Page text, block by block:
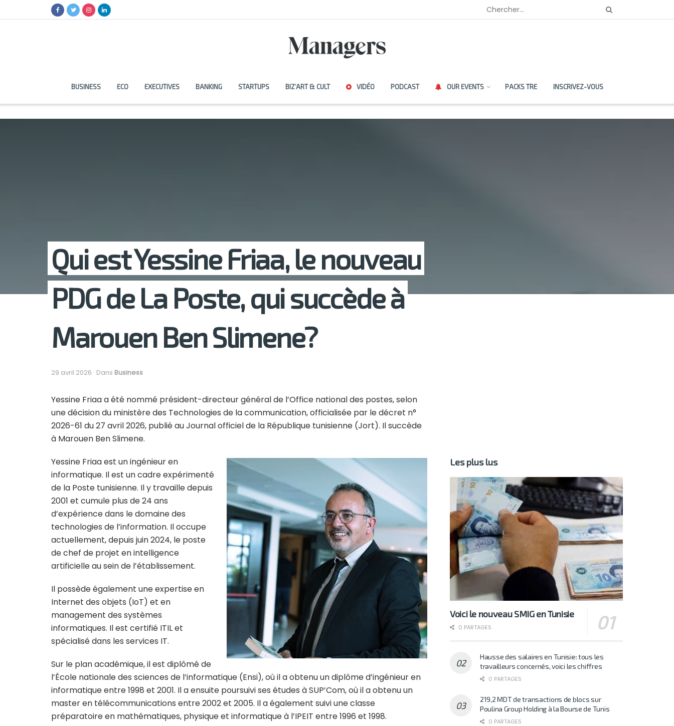
BUSINESS ECO EXECUTIVES BANKING STARTUPS BIZ’ART & CULT VIDÉO PODCAST OUR EVENTS PACKS TRE INSCRIVEZ-VOUS
Qui est Yessine Friaa, le nouveau
PDG de La Poste, qui succède à
Marouen Ben Slimene?
29 avril 2026 Dans Business
Yessine Friaa a été nommé président-directeur général de l’Office national des postes, selon
une décision du ministère des Technologies de la communication, officialisée par le décret n°
2026-61 du 27 avril 2026, publié au Journal officiel de la République tunisienne (Jort). Il succède
à Marouen Ben Slimene.
Yessine Friaa est un ingénieur en
informatique. Il est un cadre expérimenté
de la Poste tunisienne. Il y travaille depuis
2001 et cumule plus de 24 ans
d’expérience dans le domaine des
technologies de l’information. Il occupe
actuellement, depuis juin 2024, le poste
de chef de projet en intelligence
artificielle au sein de l’établissement.
Il possède également une expertise en
Internet des objets (IoT) et en
management des systèmes
informatiques. Il est certifié ITIL et
spécialisé dans les services IT.
Sur le plan académique, il est diplômé de
l’École nationale des sciences de l’informatique (Ensi), où il a obtenu un diplôme d’ingénieur en
informatique entre 1998 et 2001. Il a ensuite poursuivi ses études à SUP’Com, où il a obtenu un
master en télécommunications entre 2002 et 2005. Il a également suivi une classe
préparatoire en mathématiques, physique et informatique à l’IPEIT entre 1996 et 1998.
Les plus lus
Voici le nouveau SMIG en Tunisie
0 PARTAGES
Hausse des salaires en Tunisie: tous les
travailleurs concernés, voici les chiffres
0 PARTAGES
219,2 MDT de transactions de blocs sur
Poulina Group Holding à la Bourse de Tunis
0 PARTAGES